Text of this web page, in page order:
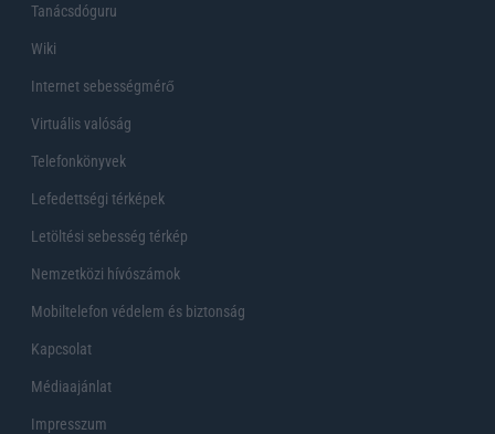
Tanácsdóguru
Wiki
Internet sebességmérő
Virtuális valóság
Telefonkönyvek
Lefedettségi térképek
Letöltési sebesség térkép
Nemzetközi hívószámok
Mobiltelefon védelem és biztonság
Kapcsolat
Médiaajánlat
Impresszum